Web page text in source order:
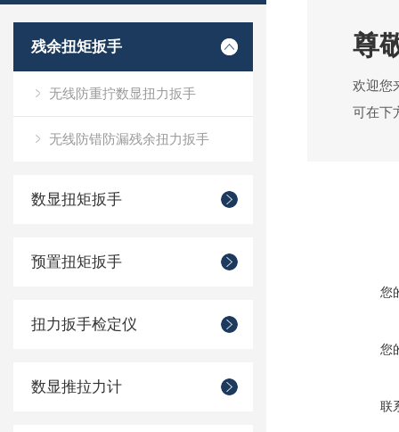
残余扭矩扳手
无线防重拧数显扭力扳手
无线防错防漏残余扭力扳手
数显扭矩扳手
预置扭矩扳手
扭力扳手检定仪
数显推拉力计
尊
欢迎您
可在下
您
您
联